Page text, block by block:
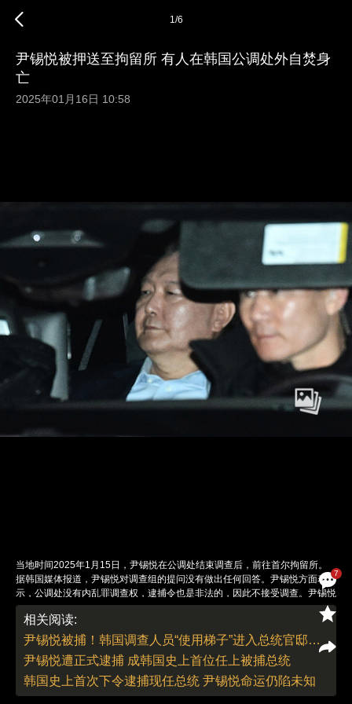
7
1/6
尹锡悦被押送至拘留所 有人在韩国公调处外自焚身
亡
2025年01月16日 10:58
当地时间2025年1月15日，尹锡悦在公调处结束调查后，前往首尔拘留所。
据韩国媒体报道，尹锡悦对调查组的提问没有做出任何回答。尹锡悦方面表
示，公调处没有内乱罪调查权，逮捕令也是非法的，因此不接受调查。尹锡悦
方面还拒绝公调处在调查期间录音录像。 图：视觉中国
责任编辑：翁倩 董德 | 版面编辑：翁倩
相关阅读:
尹锡悦被捕！韩国调查人员“使用梯子”进入总统官邸内院
尹锡悦遭正式逮捕 成韩国史上首位任上被捕总统
韩国史上首次下令逮捕现任总统 尹锡悦命运仍陷未知